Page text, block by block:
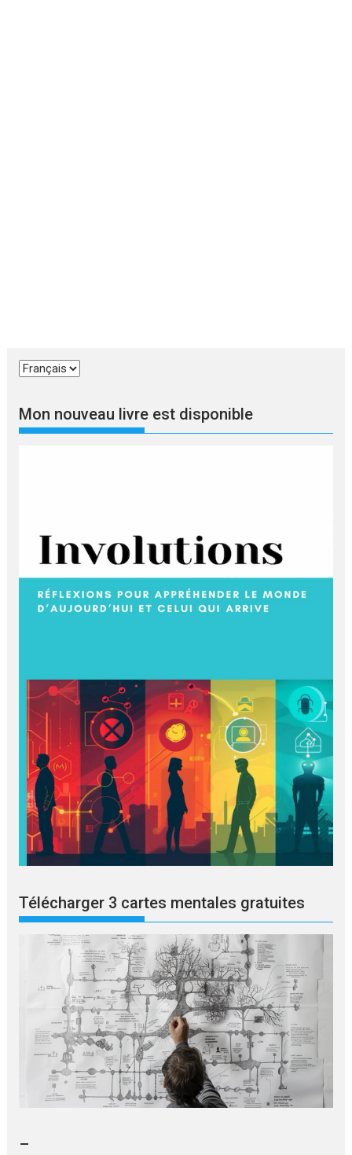
Choisir
langue
Mon nouveau livre est disponible
Télécharger 3 cartes mentales gratuites
–